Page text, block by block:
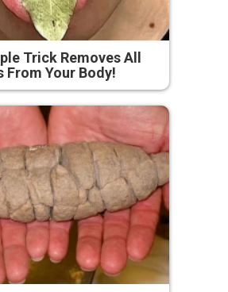
Trick Removes All
From Your Body!